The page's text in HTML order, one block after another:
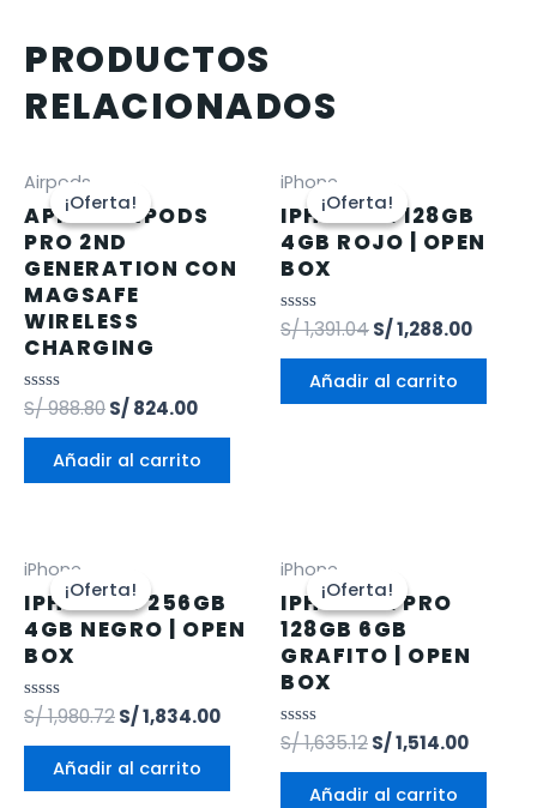
PRODUCTOS
RELACIONADOS
¡Oferta!
¡Oferta!
Airpods
APPLE AIRPODS
PRO 2ND
GENERATION CON
MAGSAFE
WIRELESS
CHARGING
Valorado
en
0
S/988.80S/824.00
Añadir al carrito
¡Oferta!
¡Oferta!
iPhone
IPHONE 12 128GB
4GB ROJO | OPEN
BOX
Valorado
en
0
S/1,391.04S/1,288.00
Añadir al carrito
¡Oferta!
¡Oferta!
iPhone
IPHONE 13 256GB
4GB NEGRO | OPEN
BOX
Valorado
en
0
S/1,980.72S/1,834.00
Añadir al carrito
¡Oferta!
¡Oferta!
iPhone
IPHONE 12 PRO
128GB 6GB
GRAFITO | OPEN
BOX
Valorado
en
0
S/1,635.12S/1,514.00
Añadir al carrito